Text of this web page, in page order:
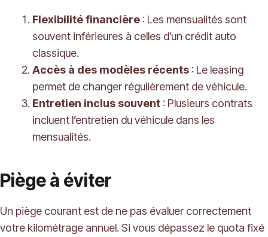
Flexibilité financière : Les mensualités sont
souvent inférieures à celles d’un crédit auto
classique.
Accès à des modèles récents : Le leasing
permet de changer régulièrement de véhicule.
Entretien inclus souvent : Plusieurs contrats
incluent l’entretien du véhicule dans les
mensualités.
Piège à éviter
Un piège courant est de ne pas évaluer correctement
votre kilométrage annuel. Si vous dépassez le quota fixé